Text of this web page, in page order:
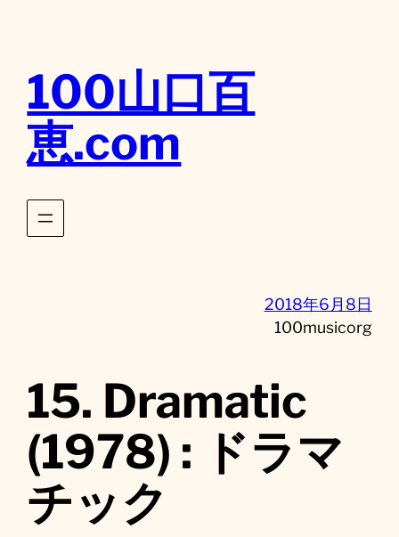
100山口百
恵.com
2018年6月8日
100musicorg
15. Dramatic
(1978) : ドラマ
チック